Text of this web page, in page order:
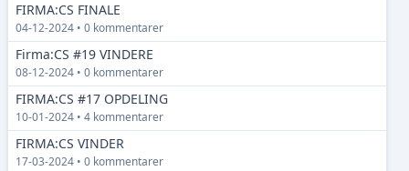
FIRMA:CS FINALE
04-12-2024 • 0 kommentarer
Firma:CS #19 VINDERE
08-12-2024 • 0 kommentarer
FIRMA:CS #17 OPDELING
10-01-2024 • 4 kommentarer
FIRMA:CS VINDER
17-03-2024 • 0 kommentarer